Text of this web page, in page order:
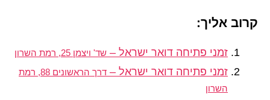
קרוב אליך:
זמני פתיחה דואר ישראל – שד' ויצמן 25, רמת השרון
זמני פתיחה דואר ישראל –
דרך הראשונים 88, רמת
השרון